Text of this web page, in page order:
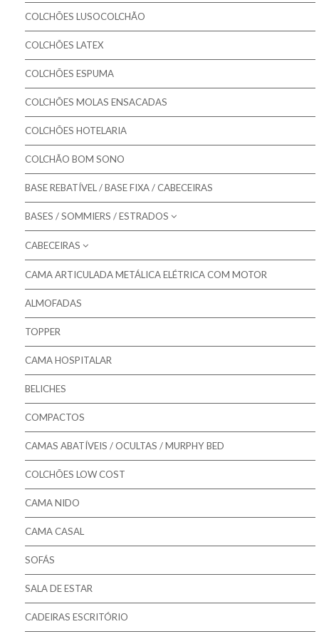
Pikolin - Colchões Criança e Bebé
Colmed - Colchões Medicinais
Colmol - Colchões
Bestbed - Colchões
Bom Repouso - Colchões
Mindol - Colchões
Colchões para Bebé
Colchões Low Cost
Colchões Gama MASTER
Colchões Gama ORTOPÉDICO
Colchões Gama SOFT
COLCHÕES LUSOCOLCHÃO
COLCHÕES LATEX
COLCHÕES ESPUMA
COLCHÕES MOLAS ENSACADAS
COLCHÕES HOTELARIA
COLCHÃO BOM SONO
BASE REBATÍVEL / BASE FIXA / CABECEIRAS
BASES / SOMMIERS / ESTRADOS
Molaflex - Bases Forradas
Molaflex - Lâminas
Molaflex - Rebatíveis
Pikolin - Bases
Bestbed - Sommiers
Mindol - Bases
CABECEIRAS
Molaflex - Cabeceiras para camas
Mindol - Cabeceiras para camas
CAMA ARTICULADA METÁLICA ELÉTRICA COM MOTOR
ALMOFADAS
TOPPER
CAMA HOSPITALAR
BELICHES
COMPACTOS
CAMAS ABATÍVEIS / OCULTAS / MURPHY BED
COLCHÕES LOW COST
CAMA NIDO
CAMA CASAL
SOFÁS
SALA DE ESTAR
CADEIRAS ESCRITÓRIO